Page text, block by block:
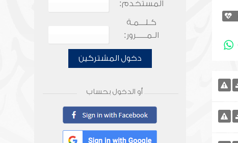
المستخدم:
كـلـــمـة
الـمـــــرور:
دخول المشتركين
أو الدخول بحساب